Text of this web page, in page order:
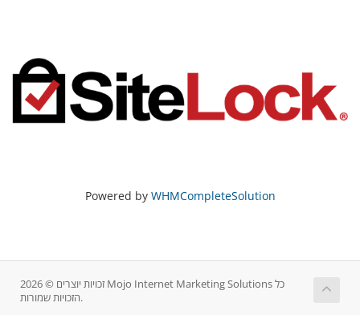
Powered by WHMCompleteSolution
זכויות יוצרים © 2026 Mojo Internet Marketing Solutions כל
הזכויות שמורות.